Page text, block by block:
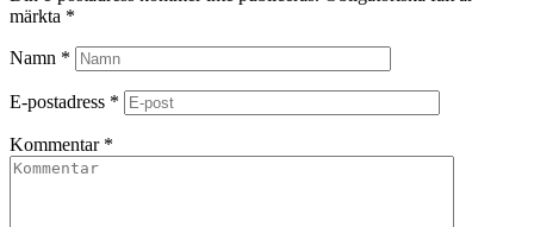
märkta *
Namn *
E-postadress *
Kommentar *